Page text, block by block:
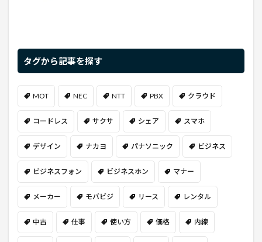
タグから記事を探す
MOT NEC NTT PBX クラウド
コードレス サクサ シェア スマホ
デザイン ナカヨ パナソニック ビジネス
ビジネスフォン ビジネスホン マナー
メーカー モバビジ リース レンタル
中古 仕事 使い方 価格 内線